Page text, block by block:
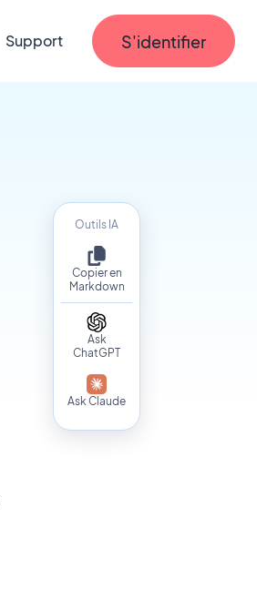
Support S'identifier
Outils IA
Copier en
Markdown
Ask
ChatGPT
Ask Claude